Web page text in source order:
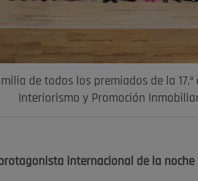
de todos los premiados de la
Interiorismo y Promoción
internacional de la noche